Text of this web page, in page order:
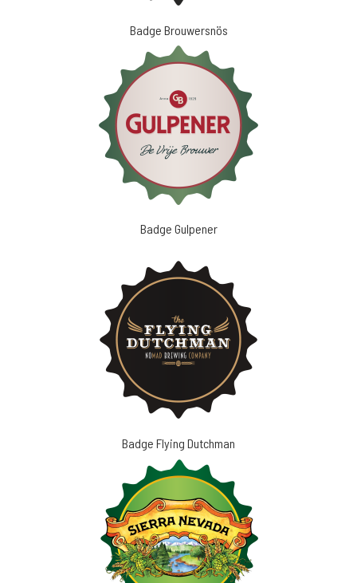
Badge Brouwersnös
Badge Gulpener
Badge Flying Dutchman